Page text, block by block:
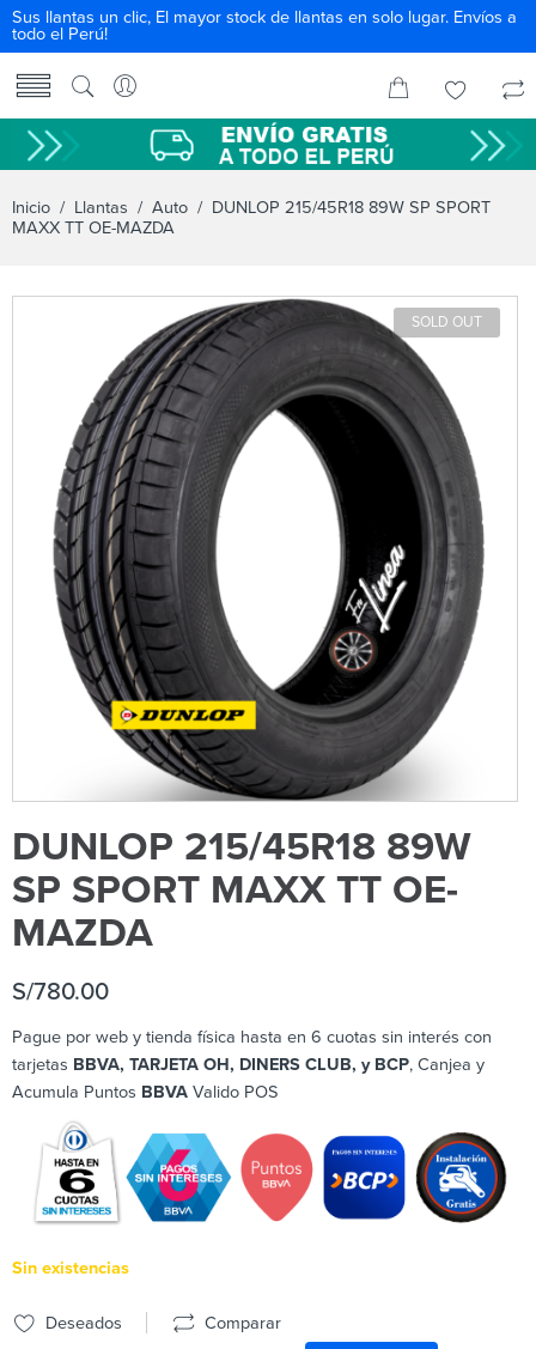
Sus llantas un clic, El mayor stock de llantas en solo lugar. Envíos a
todo el Perú!
Inicio / Llantas / Auto / DUNLOP 215/45R18 89W SP SPORT
MAXX TT OE-MAZDA
SOLD OUT
DUNLOP 215/45R18 89W
SP SPORT MAXX TT OE-
MAZDA
S/780.00
Pague por web y tienda física hasta en 6 cuotas sin interés con
tarjetas BBVA, TARJETA OH, DINERS CLUB, y BCP, Canjea y
Acumula Puntos BBVA Valido POS
Sin existencias
Deseados Comparar